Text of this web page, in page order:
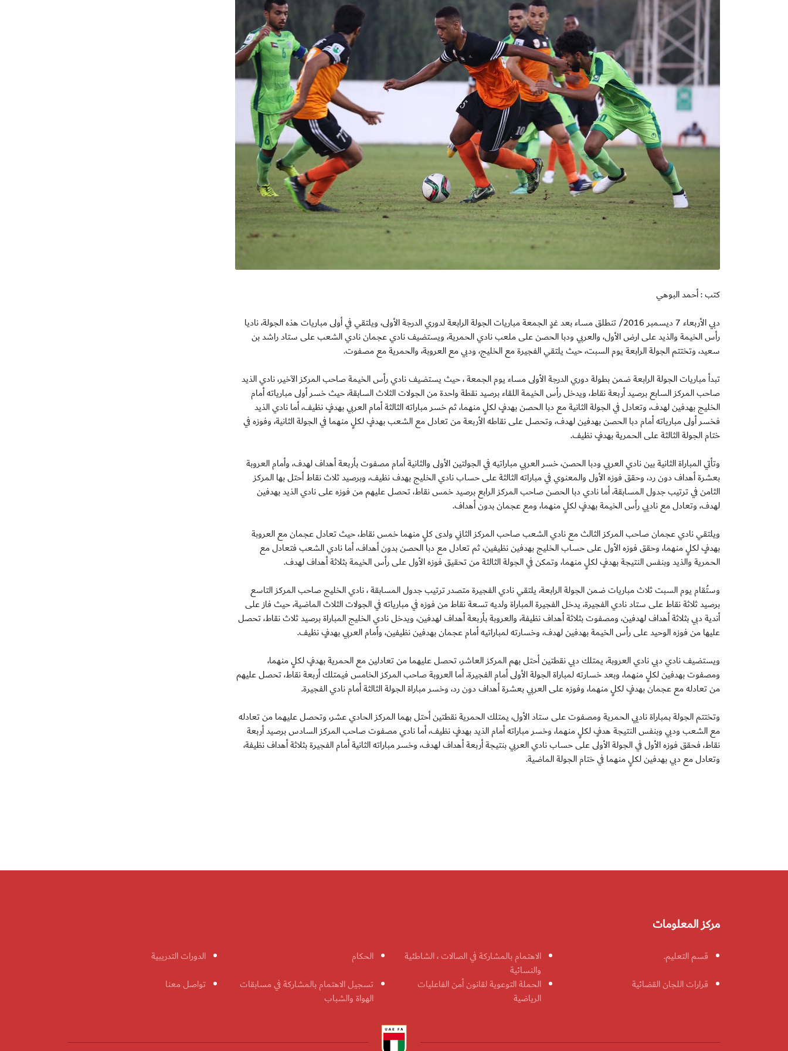
كتب : أحمد البوهي
دبي الأربعاء 7 ديسمبر 2016/ تنطلق مساء بعد غدٍ الجمعة مباريات الجولة الرابعة لدوري الدرجة الأولى، ويلتقي في أولى مباريات هذه الجولة، ناديا
رأس الخيمة والذيد على ارض الأول، والعربي ودبا الحصن على ملعب نادي الحمرية، ويستضيف نادي عجمان نادي الشعب على ستاد راشد بن
سعيد، وتختتم الجولة الرابعة يوم السبت، حيث يلتقي الفجيرة مع الخليج، ودبي مع العروبة، والحمرية مع مصفوت.
تبدأ مباريات الجولة الرابعة ضمن بطولة دوري الدرجة الأولى مساء يوم الجمعة ، حيث يستضيف نادي رأس الخيمة صاحب المركز الآخير، نادي الذيد
صاحب المركز السابع برصيد أربعة نقاط، ويدخل رأس الخيمة اللقاء برصيد نقطة واحدة من الجولات الثلاث السابقة، حيث خسر أولى مبارياته أمام
الخليج بهدفين لهدف، وتعادل في الجولة الثانية مع دبا الحصن بهدفٍ لكلٍ منهما، ثم خسر مباراته الثالثة أمام العربي بهدفٍ نظيف، أما نادي الذيد
فخسر أولى مبارياته أمام دبا الحصن بهدفين لهدف، وتحصل على نقاطه الأربعة من تعادل مع الشعب بهدفٍ لكلٍ منهما في الجولة الثانية، وفوزه في
ختام الجولة الثالثة على الحمرية بهدفٍ نظيف.
وتأتي المباراة الثانية بين نادي العربي ودبا الحصن، خسر العربي مباراتيه في الجولتين الأولى والثانية أمام مصفوت بأربعة أهداف لهدف، وأمام العروبة
بعشرة أهداف دون رد، وحقق فوزه الأول والمعنوي في مباراته الثالثة على حساب نادي الخليج بهدف نظيف، وبرصيد ثلاث نقاط أحتل بها المركز
الثامن في ترتيب جدول المسابقة، أما نادي دبا الحصن صاحب المركز الرابع برصيد خمس نقاط، تحصل عليهم من فوزه على نادي الذيد بهدفين
لهدف، وتعادل مع ناديي رأس الخيمة بهدفٍ لكلٍ منهما، ومع عجمان بدون أهداف.
ويلتقي نادي عجمان صاحب المركز الثالث مع نادي الشعب صاحب المركز الثاني ولدى كلٍ منهما خمس نقاط، حيث تعادل عجمان مع العروبة
بهدفٍ لكلٍ منهما، وحقق فوزه الأول على حساب الخليج بهدفين نظيفين، ثم تعادل مع دبا الحصن بدون أهداف، أما نادي الشعب فتعادل مع
الحمرية والذيد وبنفس النتيجة بهدفٍ لكلٍ منهما، وتمكن في الجولة الثالثة من تحقيق فوزه الأول على رأس الخيمة بثلاثة أهداف لهدف.
وستُقام يوم السبت ثلاث مباريات ضمن الجولة الرابعة، يلتقي نادي الفجيرة متصدر ترتيب جدول المسابقة ، نادي الخليج صاحب المركز التاسع
برصيد ثلاثة نقاط على ستاد نادي الفجيرة، يدخل الفجيرة المباراة ولديه تسعة نقاط من فوزه في مبارياته في الجولات الثلاث الماضية، حيث فاز على
أندية دبي بثلاثة أهداف لهدفين، ومصفوت بثلاثة أهداف نظيفة، والعروبة بأربعة أهداف لهدفين، ويدخل نادي الخليج المباراة برصيد ثلاث نقاط، تحصل
عليها من فوزه الوحيد على رأس الخيمة بهدفين لهدف، وخسارته لمباراتيه أمام عجمان بهدفين نظيفين، وأمام العربي بهدفٍ نظيف.
ويستضيف نادي دبي نادي العروبة، يمتلك دبي نقطتين أحتل بهم المركز العاشر، تحصل عليهما من تعادلين مع الحمرية بهدفٍ لكلٍ منهما،
ومصفوت بهدفين لكلٍ منهما، وبعد خسارته لمباراة الجولة الأولى أمام الفجيرة، أما العروبة صاحب المركز الخامس فيمتلك أربعة نقاط، تحصل عليهم
من تعادله مع عجمان بهدفٍ لكلٍ منهما، وفوزه على العربي بعشرة أهداف دون رد، وخسر مباراة الجولة الثالثة أمام نادي الفجيرة.
وتختتم الجولة بمباراة ناديي الحمرية ومصفوت على ستاد الأول، يمتلك الحمرية نقطتين أحتل بهما المركز الحادي عشر، وتحصل عليهما من تعادله
مع الشعب ودبي وبنفس النتيجة هدفٍ لكلٍ منهما، وخسر مباراته أمام الذيد بهدفٍ نظيف، أما نادي مصفوت صاحب المركز السادس برصيد أربعة
نقاط، فحقق فوزه الأول في الجولة الأولى على حساب نادي العربي بنتيجة أربعة أهداف لهدف، وخسر مباراته الثانية أمام الفجيرة بثلاثة أهداف نظيفة،
وتعادل مع دبي بهدفين لكلٍ منهما في ختام الجولة الماضية.
مركز المعلومات
قسم التعليم.
الاهتمام بالمشاركة في الصالات ، الشاطئية
والنسائية
الحكام
الدورات التدريبية
قرارات اللجان القضائية
الحملة التوعوية لقانون أمن الفاعليات
الرياضية
تسجيل الاهتمام بالمشاركة في مسابقات
الهواة والشباب
تواصل معنا